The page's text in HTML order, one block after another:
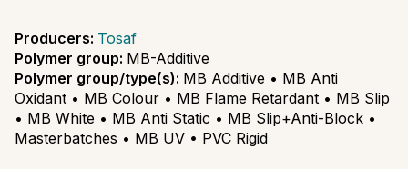
Producers: Tosaf
Polymer group: MB-Additive
Polymer group/type(s): MB Additive • MB Anti
Oxidant • MB Colour • MB Flame Retardant • MB Slip
• MB White • MB Anti Static • MB Slip+Anti-Block •
Masterbatches • MB UV • PVC Rigid